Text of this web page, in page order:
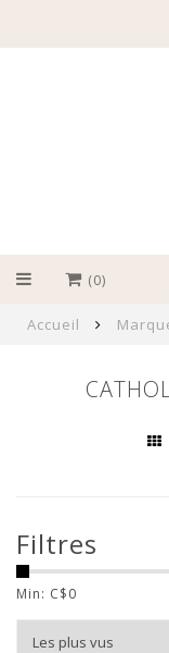
(0)
Accueil
Filtres
Min: C$0